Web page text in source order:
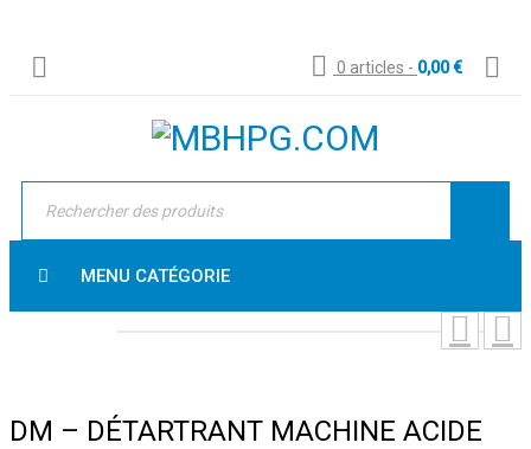
0 articles - 0,00€
MENU CATÉGORIE
DM – DÉTARTRANT MACHINE ACIDE